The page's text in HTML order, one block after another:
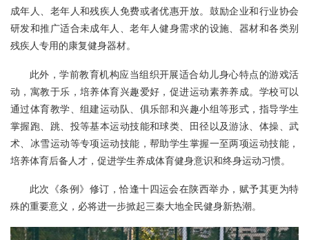
成年人、老年人和残疾人免费或者优惠开放。鼓励企业和行业协会
研发和推广适合未成年人、老年人健身需求的设施、器材和各类别
残疾人专用的康复健身器材。
此外，学前教育机构应当组织开展适合幼儿身心特点的游戏活
动，寓教于乐，培养体育兴趣爱好，促进运动素养养成。学校可以
通过体育教学、组建运动队、俱乐部和兴趣小组等形式，指导学生
掌握跑、跳、投等基本运动技能和球类、田径以及游泳、体操、武
术、冰雪运动等专项运动技能，帮助学生掌握一至两项运动技能，
培养体育后备人才，促进学生养成体育健身意识和终身运动习惯。
此次《条例》修订，恰逢十四运会在陕西举办，赋予其更为特
殊的重要意义，必将进一步掀起三秦大地全民健身新热潮。